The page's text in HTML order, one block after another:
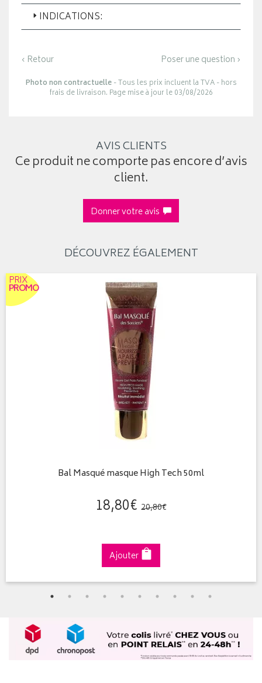
INDICATIONS:
‹ Retour Poser une question ›
Photo non contractuelle- Tous les prix incluent la TVA - hors
frais de livraison. Page mise à jour le 03/08/2026
AVIS CLIENTS
Ce produit ne comporte pas encore d’avis
client.
Donner votre avis
DÉCOUVREZ ÉGALEMENT
PRIX
PROMO
Bal Masqué masque High Tech 50ml
18,80€ 20,80€
Ajouter